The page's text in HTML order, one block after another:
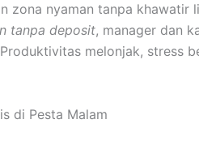
zona nyaman tanpa khawatir
tanpa deposit, manager dan
melonjak, stress
di Pesta Malam